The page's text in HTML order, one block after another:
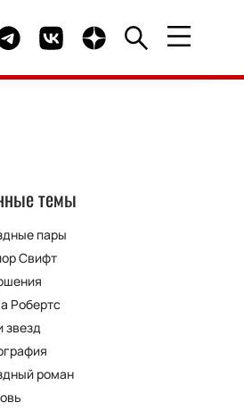
канал HELLO
Группа HELLO Вконтакте
Канал HELLO в Дзен
темы
пары
Свифт
Робертс
звезд
роман